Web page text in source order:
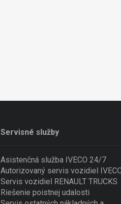
Servisné služby
Asistenčná služba IVECO 24/7
Autorizovaný servis vozidiel
Servis vozidiel RENAULT TRUCKS
Riešenie poistnej udalosti